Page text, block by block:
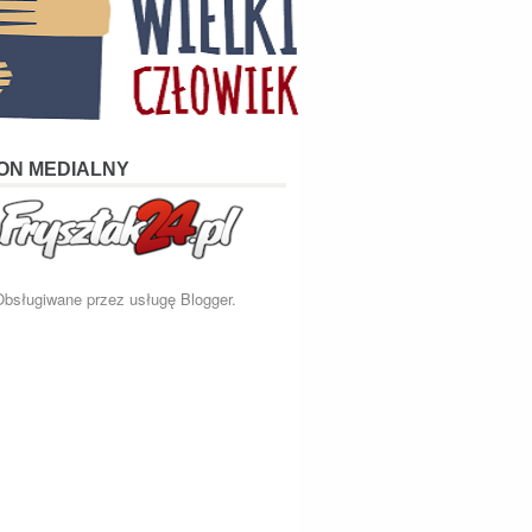
MEDIALNY
przez usługę Blogger.